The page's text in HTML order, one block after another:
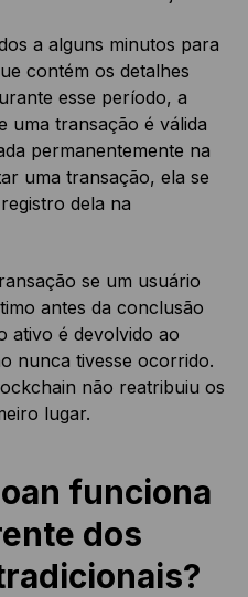
a alguns minutos para
contém os detalhes
esse período, a
uma transação é válida
permanentemente na
uma transação, ela se
dela na
se um usuário
antes da conclusão
ativo é devolvido ao
nunca tivesse ocorrido.
não reatribuiu os
lugar.
funciona
dos